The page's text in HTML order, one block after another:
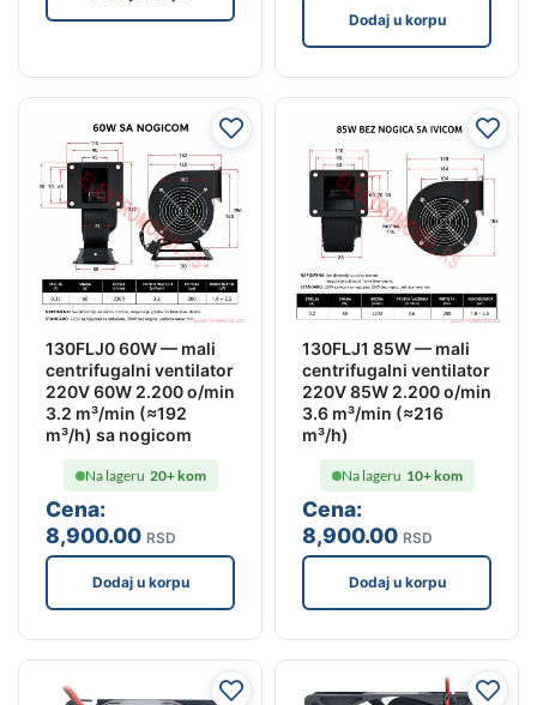
Dodaj u korpu
130FLJ0 60W — mali
centrifugalni ventilator
220V 60W 2.200 o/min
3.2 m³/min (≈192
m³/h) sa nogicom
Cena:
8,900.00 RSD
Na lageru 20+ kom
Dodaj u korpu
130FLJ1 85W — mali
centrifugalni ventilator
220V 85W 2.200 o/min
3.6 m³/min (≈216
m³/h)
Cena:
8,900.00 RSD
Na lageru 10+ kom
Dodaj u korpu